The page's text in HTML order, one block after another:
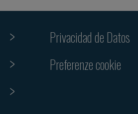
Privacidad de Datos
Preferenze cookie